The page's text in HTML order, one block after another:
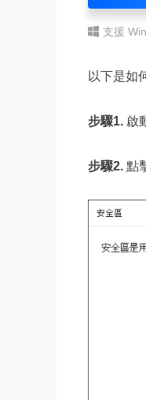
支援
以下是如
步驟1. 啟
步驟2. 點